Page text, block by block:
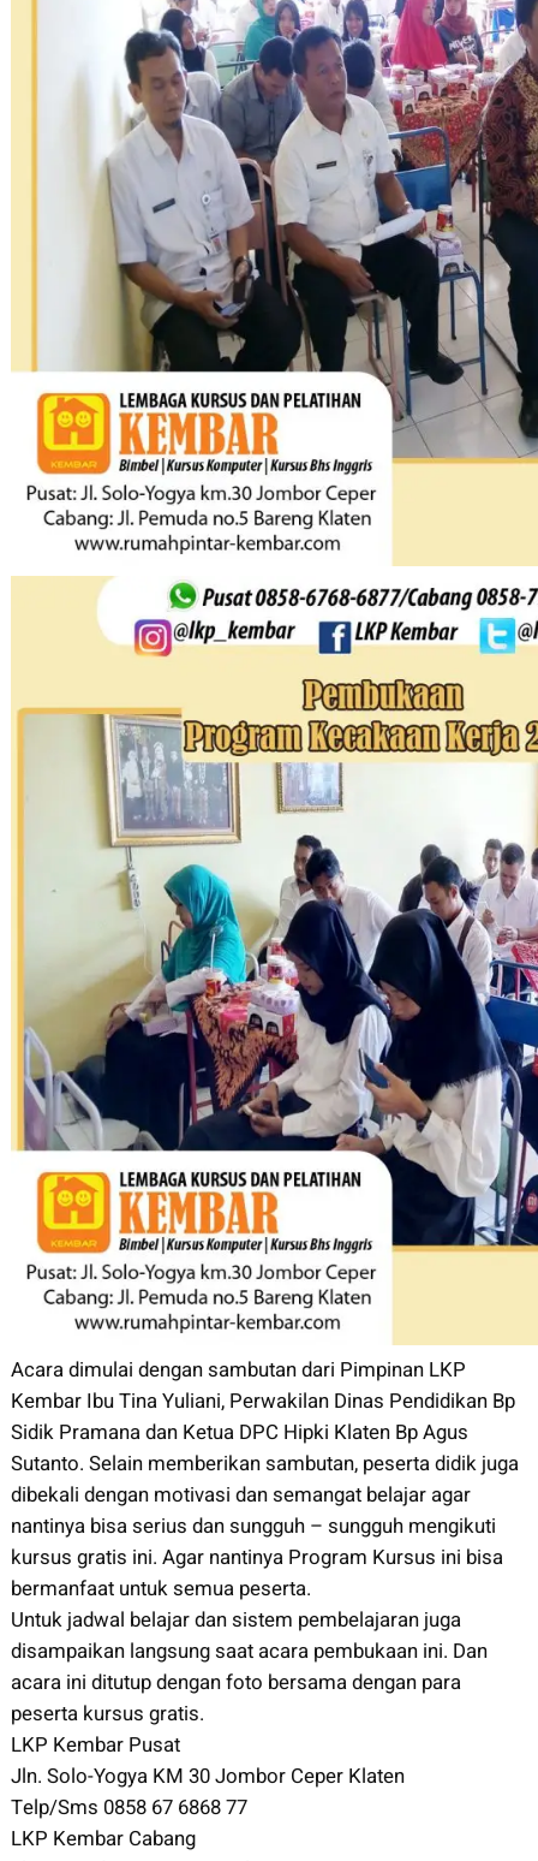
Acara dimulai dengan sambutan dari Pimpinan LKP
Kembar Ibu Tina Yuliani, Perwakilan Dinas Pendidikan Bp
Sidik Pramana dan Ketua DPC Hipki Klaten Bp Agus
Sutanto. Selain memberikan sambutan, peserta didik juga
dibekali dengan motivasi dan semangat belajar agar
nantinya bisa serius dan sungguh – sungguh mengikuti
kursus gratis ini. Agar nantinya Program Kursus ini bisa
bermanfaat untuk semua peserta.
Untuk jadwal belajar dan sistem pembelajaran juga
disampaikan langsung saat acara pembukaan ini. Dan
acara ini ditutup dengan foto bersama dengan para
peserta kursus gratis.
LKP Kembar Pusat
Jln. Solo-Yogya KM 30 Jombor Ceper Klaten
Telp/Sms 0858 67 6868 77
LKP Kembar Cabang